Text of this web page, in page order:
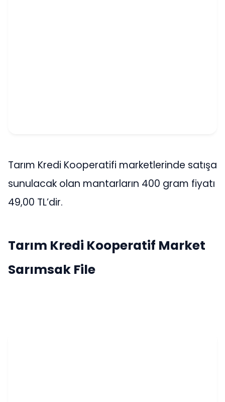
Tarım Kredi Kooperatifi marketlerinde satışa
sunulacak olan mantarların 400 gram fiyatı
49,00 TL’dir.
Tarım Kredi Kooperatif Market
Sarımsak File